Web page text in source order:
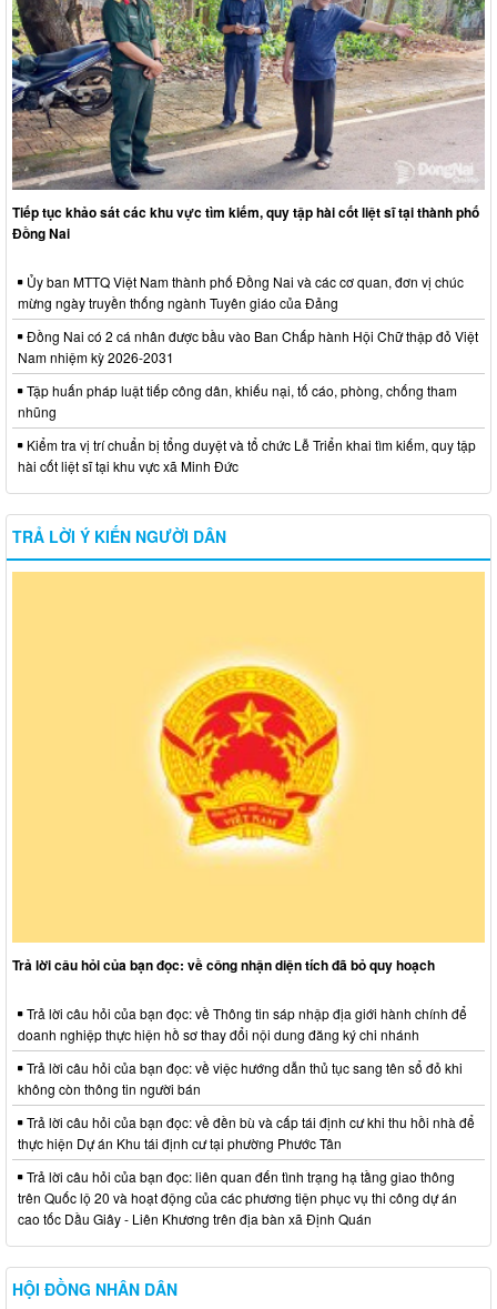
Tiếp tục khảo sát các khu vực tìm kiếm, quy tập hài cốt liệt sĩ tại thành phố
Đồng Nai
Ủy ban MTTQ Việt Nam thành phố Đồng Nai và các cơ quan, đơn vị chúc
mừng ngày truyền thống ngành Tuyên giáo của Đảng
Đồng Nai có 2 cá nhân được bầu vào Ban Chấp hành Hội Chữ thập đỏ Việt
Nam nhiệm kỳ 2026-2031
Tập huấn pháp luật tiếp công dân, khiếu nại, tố cáo, phòng, chống tham
nhũng
Kiểm tra vị trí chuẩn bị tổng duyệt và tổ chức Lễ Triển khai tìm kiếm, quy tập
hài cốt liệt sĩ tại khu vực xã Minh Đức
TRẢ LỜI Ý KIẾN NGƯỜI DÂN
Trả lời câu hỏi của bạn đọc: về công nhận diện tích đã bỏ quy hoạch
Trả lời câu hỏi của bạn đọc: về Thông tin sáp nhập địa giới hành chính để
doanh nghiệp thực hiện hồ sơ thay đổi nội dung đăng ký chi nhánh
Trả lời câu hỏi của bạn đọc: về việc hướng dẫn thủ tục sang tên sổ đỏ khi
không còn thông tin người bán
Trả lời câu hỏi của bạn đọc: về đền bù và cấp tái định cư khi thu hồi nhà để
thực hiện Dự án Khu tái định cư tại phường Phước Tân
Trả lời câu hỏi của bạn đọc: liên quan đến tình trạng hạ tầng giao thông
trên Quốc lộ 20 và hoạt động của các phương tiện phục vụ thi công dự án
cao tốc Dầu Giây - Liên Khương trên địa bàn xã Định Quán
HỘI ĐỒNG NHÂN DÂN